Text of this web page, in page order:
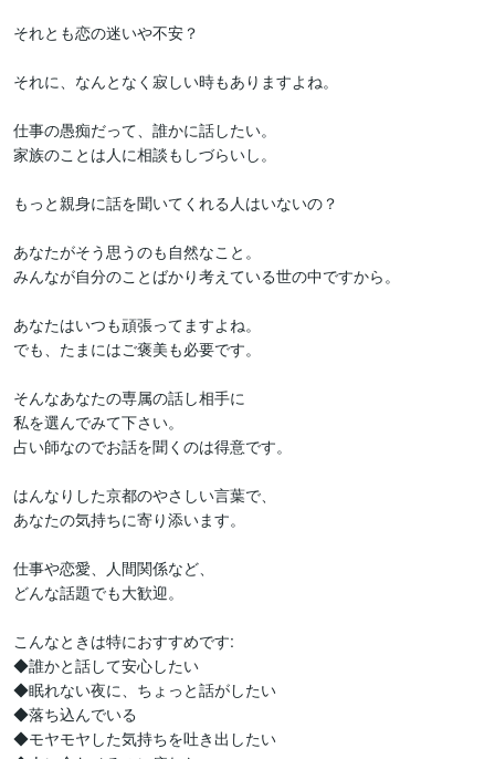
それとも恋の迷いや不安？
それに、なんとなく寂しい時もありますよね。
仕事の愚痴だって、誰かに話したい。
家族のことは人に相談もしづらいし。
もっと親身に話を聞いてくれる人はいないの？
あなたがそう思うのも自然なこと。
みんなが自分のことばかり考えている世の中ですから。
あなたはいつも頑張ってますよね。
でも、たまにはご褒美も必要です。
そんなあなたの専属の話し相手に
私を選んでみて下さい。
占い師なのでお話を聞くのは得意です。
はんなりした京都のやさしい言葉で、
あなたの気持ちに寄り添います。
仕事や恋愛、人間関係など、
どんな話題でも大歓迎。
こんなときは特におすすめです:
◆誰かと話して安心したい
◆眠れない夜に、ちょっと話がしたい
◆落ち込んでいる
◆モヤモヤした気持ちを吐き出したい